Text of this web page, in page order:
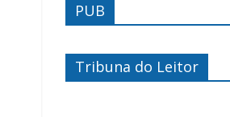
PUB
Tribuna do Leitor